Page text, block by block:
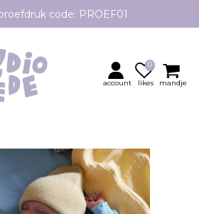
code: PROEF01
speciaal ontworpen voor jouw
contact en advies
account likes
0
mandje